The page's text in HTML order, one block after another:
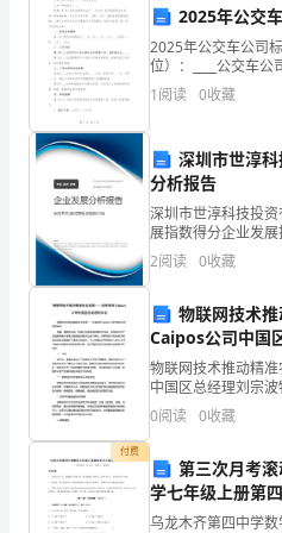
中，
2025年公交
2025年公交车公司
位）：____公交车公
人民共和国劳动法
等法律法规，甲乙
1阅读 0收藏
深圳市世淳
分析报告
深圳市世淳科技投
展指数得分企业发
公司综合得分说明：
创新、企业风险、企
2阅读 0收藏
物联网技术
Caipos公司中国
物联网技术推动精
中国区总经理刘宗
访奥地利Caipos公
业是一种通过合理利
0阅读 0收藏
付费
第三次月考
学七年级上册第
题（详解）
乌龙木齐第四中学